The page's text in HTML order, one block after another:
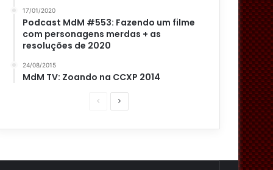
17/01/2020
Podcast MdM #553: Fazendo um filme
com personagens merdas + as
resoluções de 2020
24/08/2015
MdM TV: Zoando na CCXP 2014